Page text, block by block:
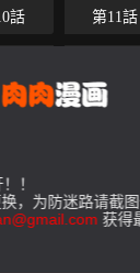
話 第11話
話 第19話
話
！
，为防迷路请截
获得